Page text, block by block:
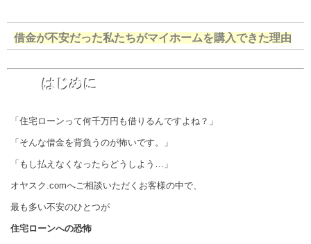
借金が不安だった私たちがマイホームを購入できた理由
はじめに
「住宅ローンって何千万円も借りるんですよね？」
「そんな借金を背負うのが怖いです。」
「もし払えなくなったらどうしよう…」
オヤスク.comへご相談いただくお客様の中で、
最も多い不安のひとつが
住宅ローンへの恐怖